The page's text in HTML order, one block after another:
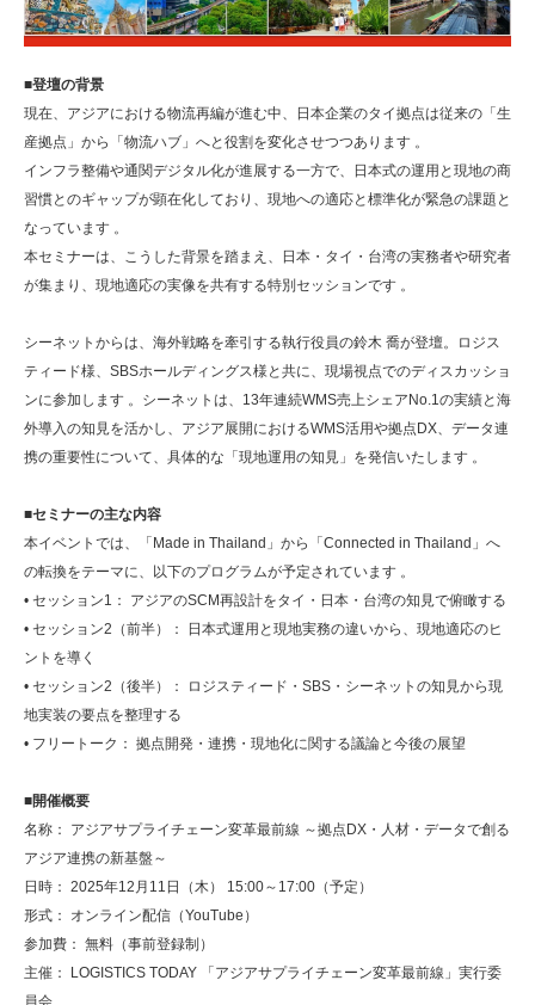
■登壇の背景
現在、アジアにおける物流再編が進む中、日本企業のタイ拠点は従来の「生
産拠点」から「物流ハブ」へと役割を変化させつつあります 。
インフラ整備や通関デジタル化が進展する一方で、日本式の運用と現地の商
習慣とのギャップが顕在化しており、現地への適応と標準化が緊急の課題と
なっています 。
本セミナーは、こうした背景を踏まえ、日本・タイ・台湾の実務者や研究者
が集まり、現地適応の実像を共有する特別セッションです 。
シーネットからは、海外戦略を牽引する執行役員の鈴木 喬が登壇。ロジス
ティード様、SBSホールディングス様と共に、現場視点でのディスカッショ
ンに参加します 。シーネットは、13年連続WMS売上シェアNo.1の実績と海
外導入の知見を活かし、アジア展開におけるWMS活用や拠点DX、データ連
携の重要性について、具体的な「現地運用の知見」を発信いたします 。
■セミナーの主な内容
本イベントでは、「Made in Thailand」から「Connected in Thailand」へ
の転換をテーマに、以下のプログラムが予定されています 。
• セッション1： アジアのSCM再設計をタイ・日本・台湾の知見で俯瞰する
• セッション2（前半）： 日本式運用と現地実務の違いから、現地適応のヒ
ントを導く
• セッション2（後半）： ロジスティード・SBS・シーネットの知見から現
地実装の要点を整理する
• フリートーク： 拠点開発・連携・現地化に関する議論と今後の展望
■開催概要
名称： アジアサプライチェーン変革最前線 ～拠点DX・人材・データで創る
アジア連携の新基盤～
日時： 2025年12月11日（木） 15:00～17:00（予定）
形式： オンライン配信（YouTube）
参加費： 無料（事前登録制）
主催： LOGISTICS TODAY 「アジアサプライチェーン変革最前線」実行委
員会